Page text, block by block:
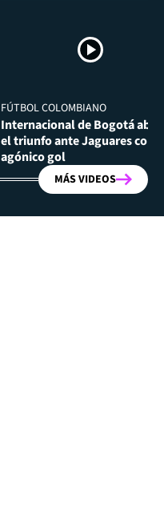
FÚTBOL COLOMBIANO
Internacional de Bogotá
el triunfo ante Jaguares con
agónico gol
MÁS VIDEOS